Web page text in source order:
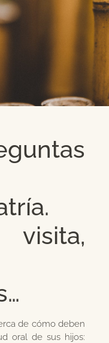
de cómo deben
oral de sus hijos: